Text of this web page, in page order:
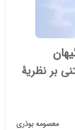
بر نظریۀ
معصومه بوذری